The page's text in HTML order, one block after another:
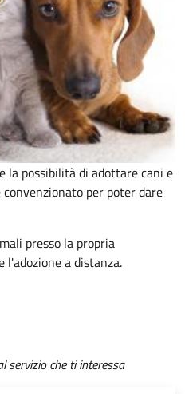
la possibilità di adottare cani e
per poter dare
presso la propria
l'adozione a distanza.
servizio che ti interessa